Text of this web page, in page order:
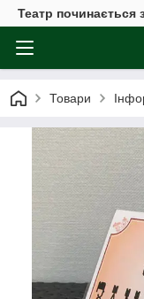
Театр починається
Товари